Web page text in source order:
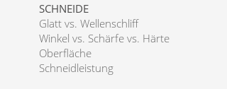
SCHNEIDE
Glatt vs. Wellenschliff
Winkel vs. Schärfe vs. Härte
Oberfläche
Schneidleistung